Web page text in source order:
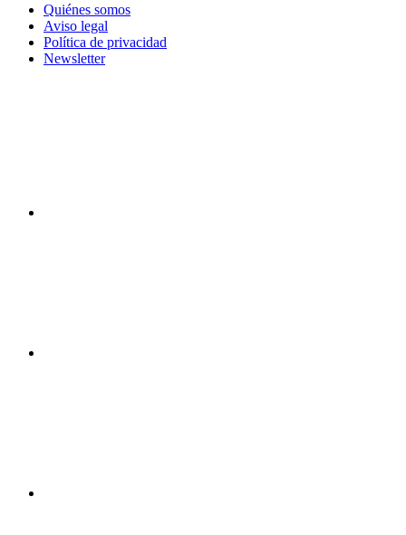
Quiénes somos
Aviso legal
Política de privacidad
Newsletter